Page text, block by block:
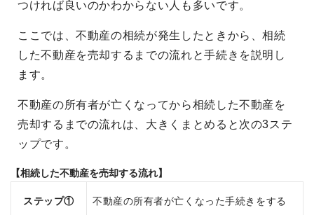
つければ良いのかわからない人も多いです。
ここでは、不動産の相続が発生したときから、相続
した不動産を売却するまでの流れと手続きを説明し
ます。
不動産の所有者が亡くなってから相続した不動産を
売却するまでの流れは、大きくまとめると次の3ステ
ップです。
【相続した不動産を売却する流れ】
ステップ① 不動産の所有者が亡くなった手続きをする